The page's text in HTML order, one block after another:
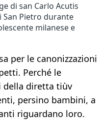
di san Carlo Acutis
San Pietro durante
milanese e
per le canonizzazioni
Perché le
della diretta tiùv
persino bambini, a
riguardano loro.